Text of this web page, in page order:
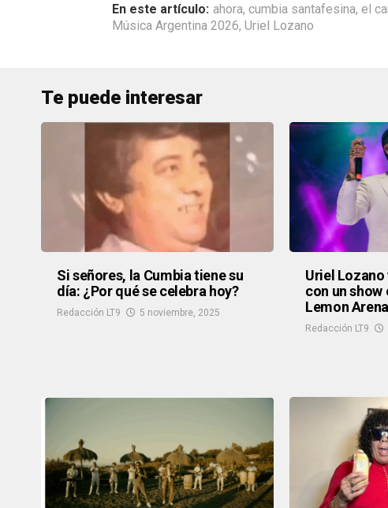
ahora, cumbia santafesina, el
Música Argentina 2026, Uriel Lozano
Te puede interesar
Si señores, la Cumbia tiene su
día: ¿Por qué se celebra hoy?
Redacción LT9 5 noviembre, 2025
Uriel Lozano
con un show
Lemon Arena
Redacción LT9